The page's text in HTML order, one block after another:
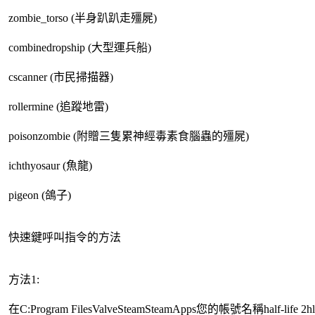
zombie_torso (半身趴趴走殭屍)
combinedropship (大型運兵船)
cscanner (市民掃描器)
rollermine (追蹤地雷)
poisonzombie (附贈三隻累神經毒素食腦蟲的殭屍)
ichthyosaur (魚龍)
pigeon (鴿子)
快速鍵呼叫指令的方法
方法1:
在C:Program FilesValveSteamSteamApps您的帳號名稱half-life